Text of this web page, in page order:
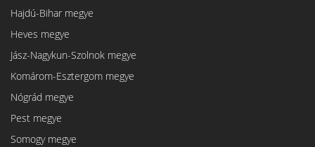
Hajdú-Bihar megye
Heves megye
Jász-Nagykun-Szolnok megye
Komárom-Esztergom megye
Nógrád megye
Pest megye
Somogy megye